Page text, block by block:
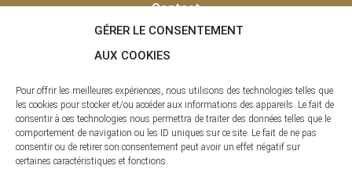
GÉRER LE CONSENTEMENT
AUX COOKIES
Pour offrir les meilleures expériences, nous utilisons des technologies telles que
les cookies pour stocker et/ou accéder aux informations des appareils. Le fait de
consentir à ces technologies nous permettra de traiter des données telles que le
comportement de navigation ou les ID uniques sur ce site. Le fait de ne pas
consentir ou de retirer son consentement peut avoir un effet négatif sur
certaines caractéristiques et fonctions.
Contact
Vendu
Laisser un avis client